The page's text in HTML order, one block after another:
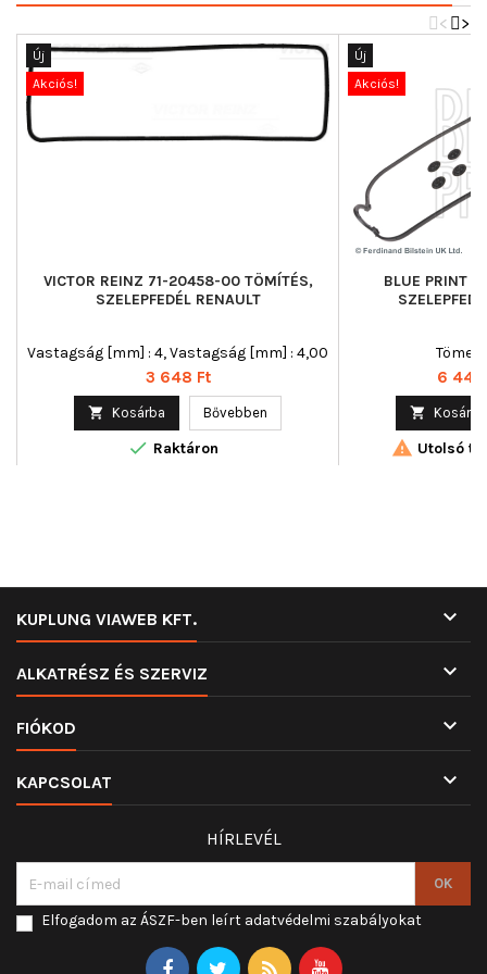
>
<
Új
Akciós!
VICTOR REINZ 71-20458-00 TÖMÍTÉS,
SZELEPFEDÉL RENAULT
Vastagság [mm] : 4, Vastagság [mm] : 4,00
Ár
3 648 Ft
 Kosárba Bővebben
 Raktáron
Új
Akciós!
BLUE PRINT
Ár
6 445
 Kosárba
 Utolsó
KUPLUNG VIAWEB KFT. 
ALKATRÉSZ ÉS SZERVIZ 
FIÓKOD 
KAPCSOLAT 
HÍRLEVÉL
Elfogadom az ÁSZF-ben leírt adatvédelmi szabályokat